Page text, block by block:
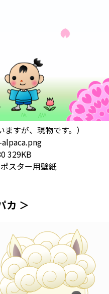
ますが、現物です。）
329KB
スター用壁紙
カ ＞